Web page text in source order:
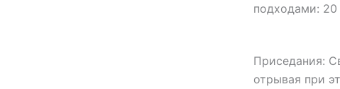
подходами: 20
Приседания:
отрывая при